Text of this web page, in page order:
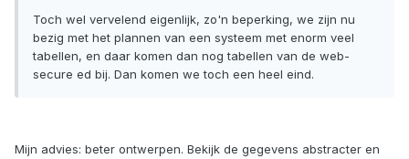
Toch wel vervelend eigenlijk, zo'n beperking, we zijn nu
bezig met het plannen van een systeem met enorm veel
tabellen, en daar komen dan nog tabellen van de web-
secure ed bij. Dan komen we toch een heel eind.
Mijn advies: beter ontwerpen. Bekijk de gegevens abstracter en